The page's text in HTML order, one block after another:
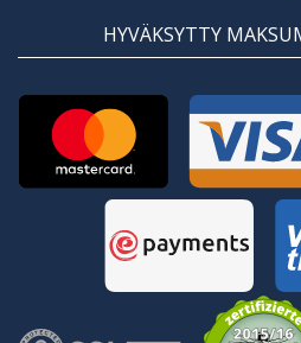
HYVÄKSYTTY